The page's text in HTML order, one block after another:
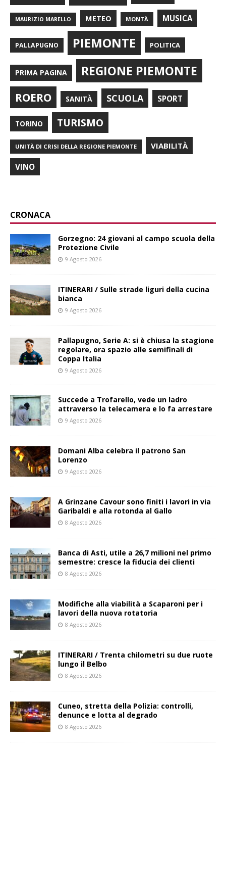
MAURIZIO MARELLO METEO MONTÀ MUSICA
PALLAPUGNO PIEMONTE POLITICA
PRIMA PAGINA REGIONE PIEMONTE
ROERO SANITÀ SCUOLA SPORT
TORINO TURISMO
UNITÀ DI CRISI DELLA REGIONE PIEMONTE VIABILITÀ
VINO
CRONACA
Gorzegno: 24 giovani al campo scuola della
Protezione Civile
9 Agosto 2026
ITINERARI / Sulle strade liguri della cucina
bianca
9 Agosto 2026
Pallapugno, Serie A: si è chiusa la stagione
regolare, ora spazio alle semifinali di
Coppa Italia
9 Agosto 2026
Succede a Trofarello, vede un ladro
attraverso la telecamera e lo fa arrestare
9 Agosto 2026
Domani Alba celebra il patrono San
Lorenzo
9 Agosto 2026
A Grinzane Cavour sono finiti i lavori in via
Garibaldi e alla rotonda al Gallo
8 Agosto 2026
Banca di Asti, utile a 26,7 milioni nel primo
semestre: cresce la fiducia dei clienti
8 Agosto 2026
Modifiche alla viabilità a Scaparoni per i
lavori della nuova rotatoria
8 Agosto 2026
ITINERARI / Trenta chilometri su due ruote
lungo il Belbo
8 Agosto 2026
Cuneo, stretta della Polizia: controlli,
denunce e lotta al degrado
8 Agosto 2026